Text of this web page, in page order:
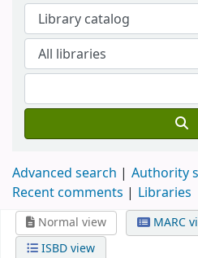
Advanced search
Authority
Recent comments
Libraries
Normal view
MARC
ISBD view